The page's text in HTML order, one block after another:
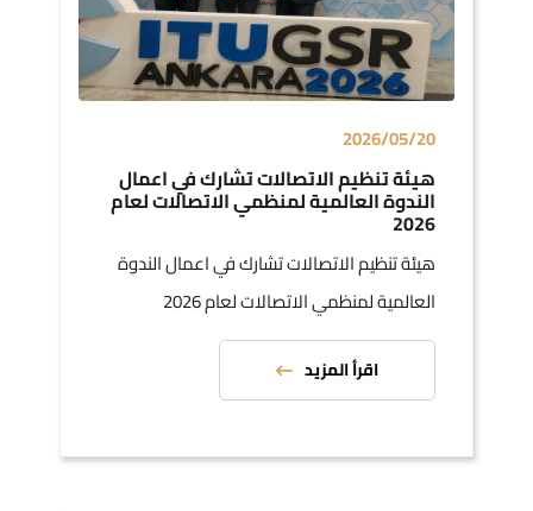
2026/05/20
هيئة تنظيم الاتصالات تشارك في اعمال
الندوة العالمية لمنظمي الاتصالات لعام
2026
هيئة تنظيم الاتصالات تشارك في اعمال الندوة
العالمية لمنظمي الاتصالات لعام 2026
اقرأ المزيد